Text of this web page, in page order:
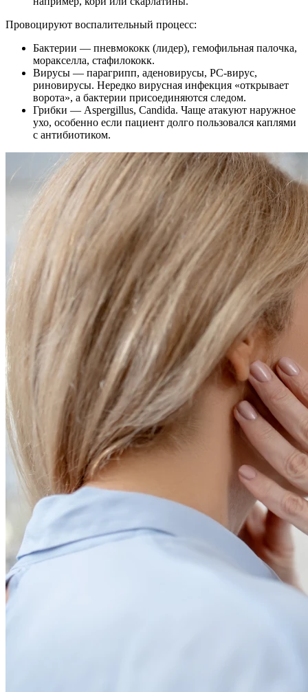
Провоцируют воспалительный процесс:
Бактерии — пневмококк (лидер), гемофильная палочка,
моракселла, стафилококк.
Вирусы — парагрипп, аденовирусы, РС-вирус,
риновирусы. Нередко вирусная инфекция «открывает
ворота», а бактерии присоединяются следом.
Грибки — Aspergillus, Candida. Чаще атакуют наружное
ухо, особенно если пациент долго пользовался каплями
с антибиотиком.